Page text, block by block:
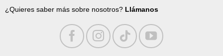
¿Quieres saber más sobre nosotros? Llámanos